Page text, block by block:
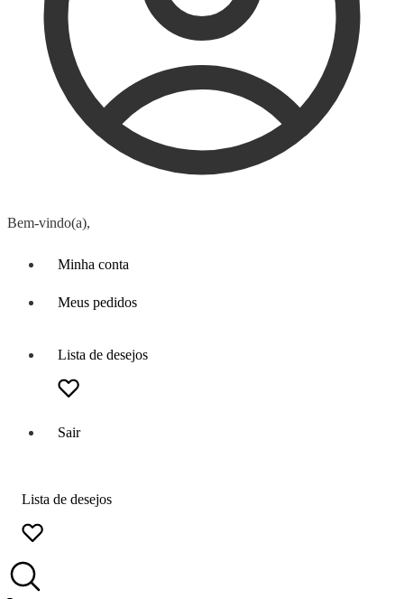
Bem-vindo(a),
Minha conta
Meus pedidos
Lista de desejos
Sair
Lista de desejos